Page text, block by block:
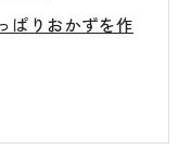
ぱりおかずを作
康にも嬉しい理